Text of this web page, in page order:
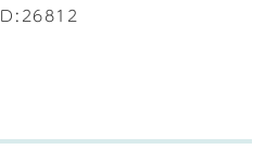
ID:26812